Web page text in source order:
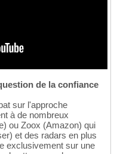
de la confiance
sur l'approche
à de nombreux
ou Zoox (Amazon) qui
et des radars en plus
exclusivement sur une